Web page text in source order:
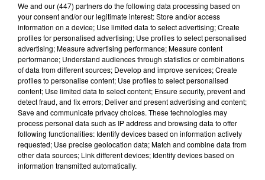
Lecture (3 min 55 sec)
100%
Les infos de l'Ariege du 21/05/2026 à 17h00
We and our (447) partnersdo the following data processing based on
your consent and/or our legitimate interest: Store and/or access
information on a device; Use limited data to select advertising; Create
profiles for personalised advertising; Use profiles to select personalised
advertising; Measure advertising performance; Measure content
performance; Understand audiences through statistics or combinations
of data from different sources; Develop and improve services; Create
profiles to personalise content; Use profiles to select personalised
content; Use limited data to select content; Ensure security, prevent and
detect fraud, and fix errors; Deliver and present advertising and content;
Save and communicate privacy choices. These technologies may
process personal data such as IP address and browsing data to offer
following functionalities: Identify devices based on information actively
requested; Use precise geolocation data; Match and combine data from
other data sources; Link different devices; Identify devices based on
information transmitted automatically.